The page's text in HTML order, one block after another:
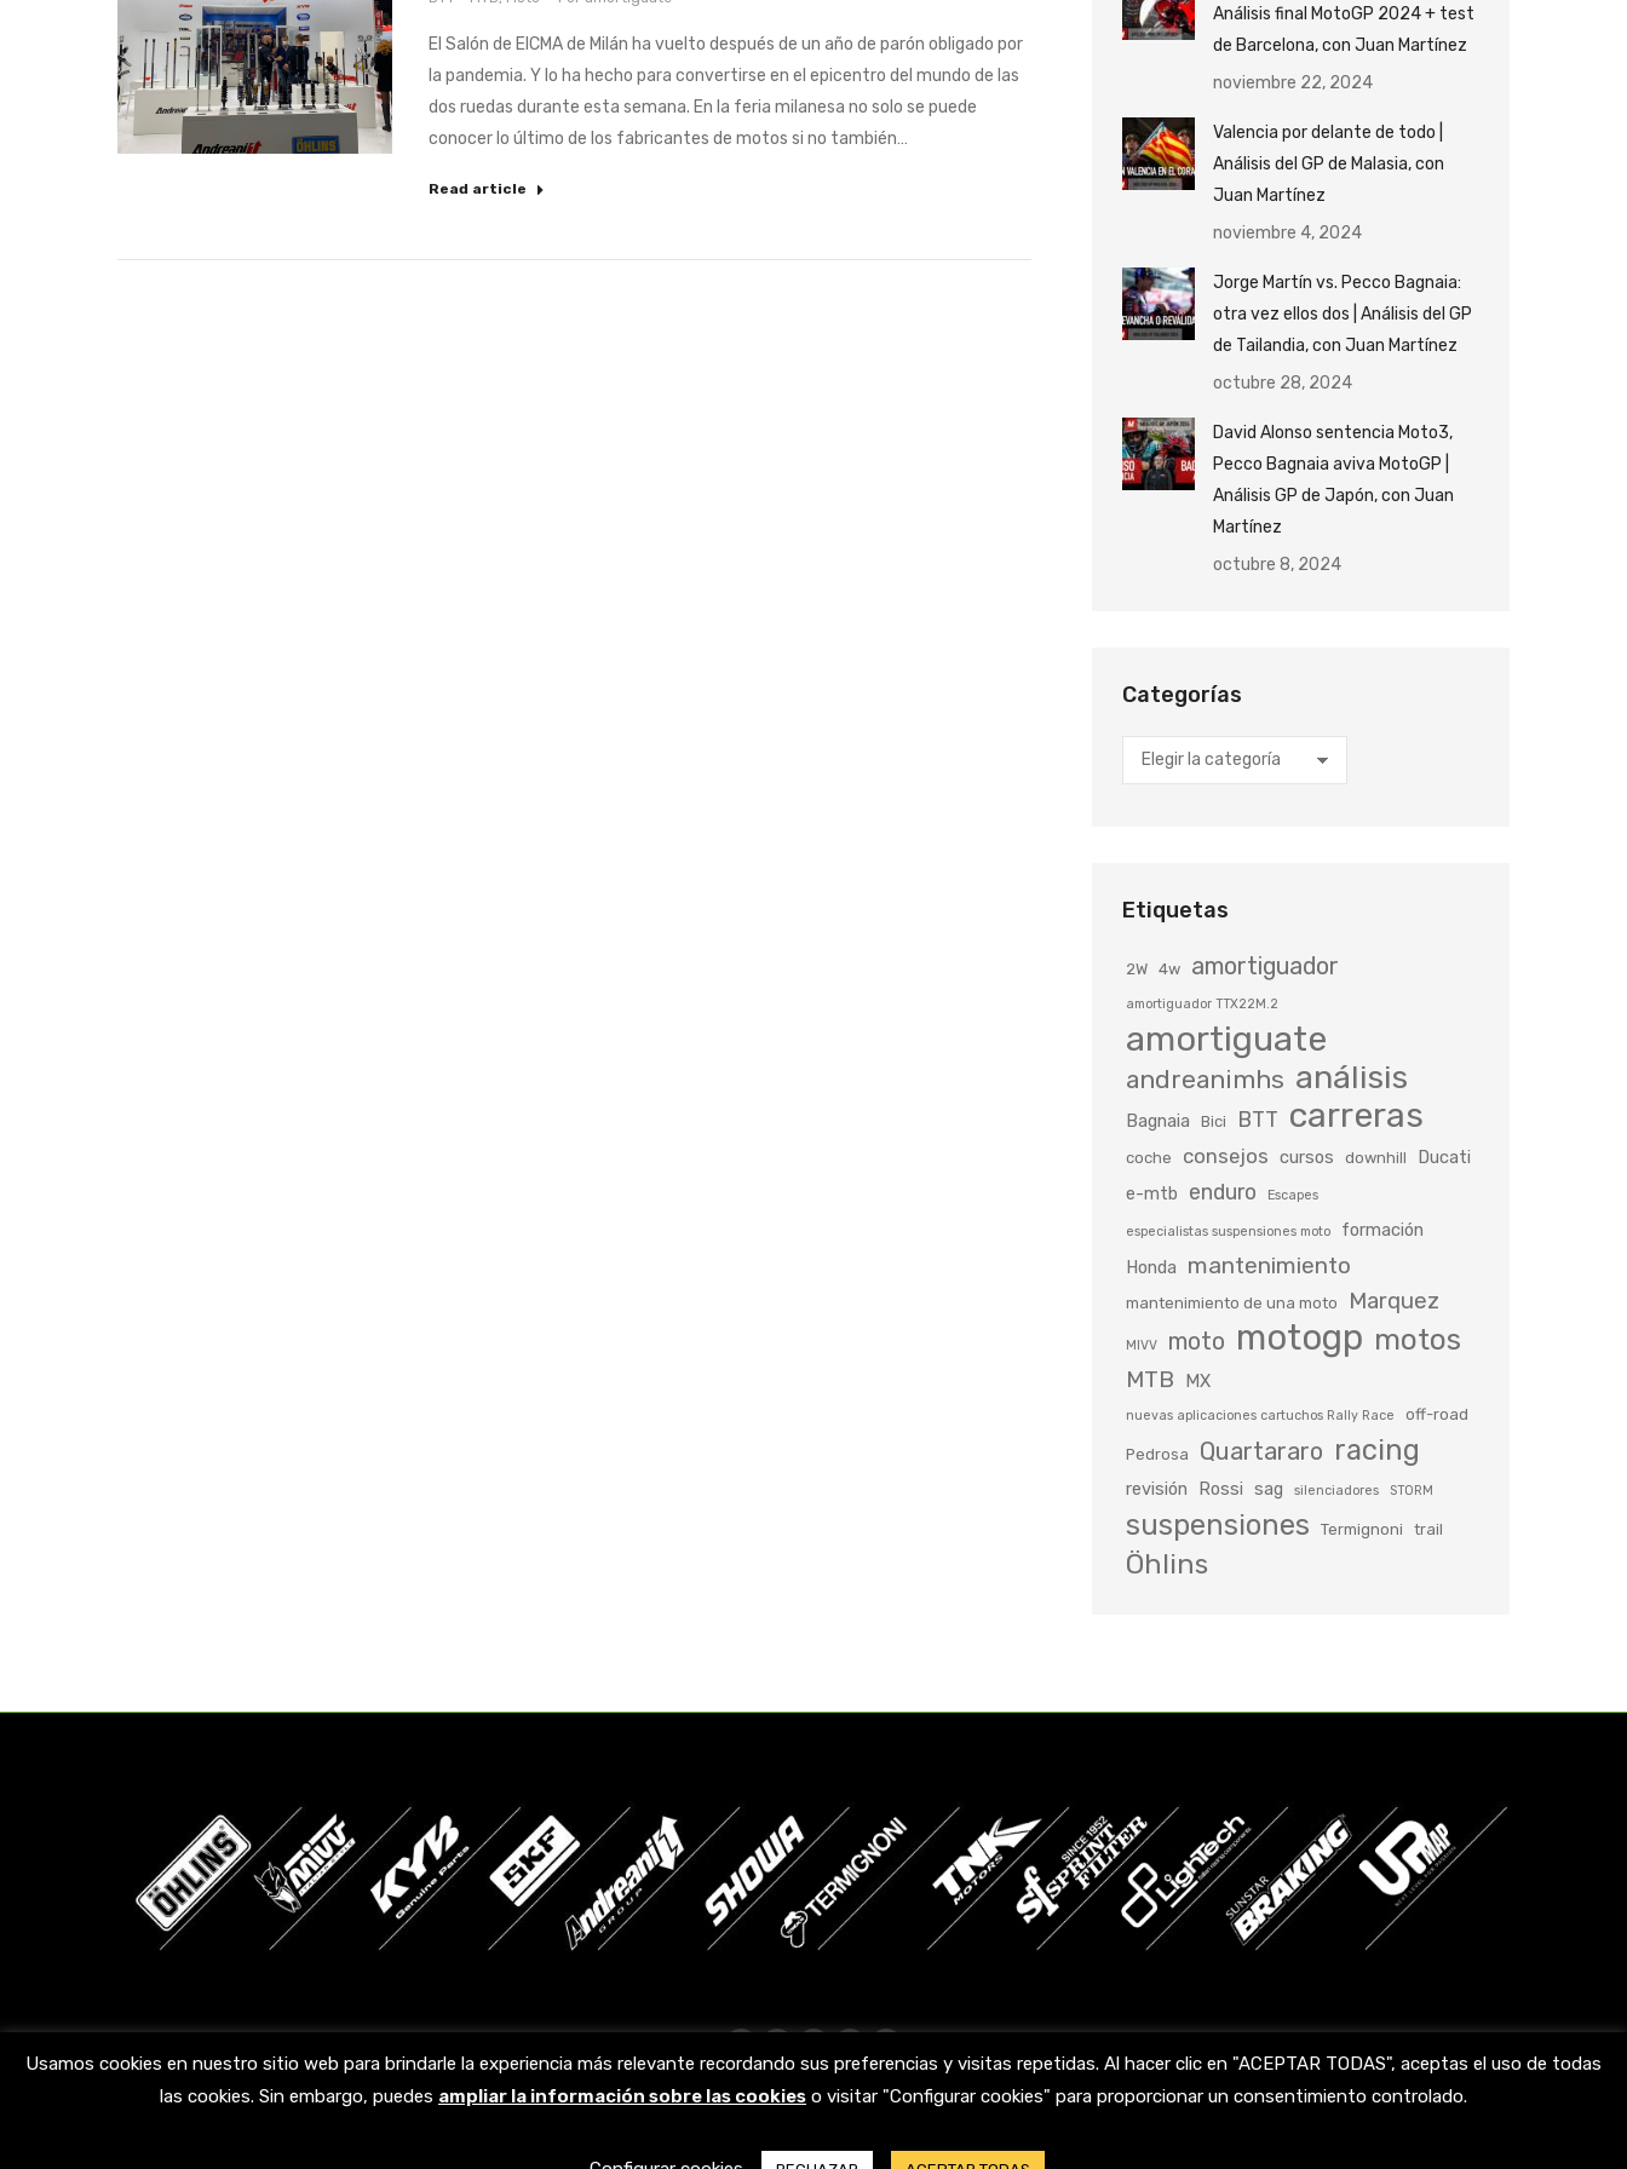
El Salón de EICMA de Milán ha vuelto después de un año de parón obligado por
la pandemia. Y lo ha hecho para convertirse en el epicentro del mundo de las
dos ruedas durante esta semana. En la feria milanesa no solo se puede
conocer lo último de los fabricantes de motos si no también…
Read article
Análisis final MotoGP 2024 + test
de Barcelona, con Juan Martínez
noviembre 22, 2024
Valencia por delante de todo |
Análisis del GP de Malasia, con
Juan Martínez
noviembre 4, 2024
Jorge Martín vs. Pecco Bagnaia:
otra vez ellos dos | Análisis del GP
de Tailandia, con Juan Martínez
octubre 28, 2024
David Alonso sentencia Moto3,
Pecco Bagnaia aviva MotoGP |
Análisis GP de Japón, con Juan
Martínez
octubre 8, 2024
Categorías
Categorías
Etiquetas
2W 4w amortiguador
amortiguador TTX22M.2
amortiguate
andreanimhs análisis
Bagnaia Bici BTT carreras
coche consejos cursos downhill
Ducati
e-mtb
enduro Escapes
especialistas suspensiones moto
formación
Honda
mantenimiento
mantenimiento de una moto Marquez
MIVV moto motogp motos
MTB MX
nuevas aplicaciones cartuchos Rally Race off-road
Pedrosa Quartararo racing
revisión Rossi sag silenciadores STORM
suspensiones Termignoni trail
Öhlins
Facebook
page
X
page
in
YouTube
page
in
Linkedin
page
in
Instagram
page
in
Usamos cookies en nuestro sitio web para brindarle la experiencia más relevante recordando sus preferencias y visitas repetidas. Al hacer clic en "ACEPTAR TODAS", aceptas el uso de todas
las cookies. Sin embargo, puedes ampliar la información sobre las cookies o visitar "Configurar cookies" para proporcionar un consentimiento controlado.